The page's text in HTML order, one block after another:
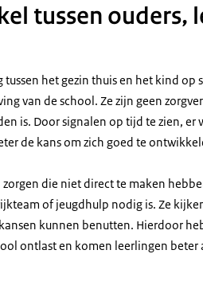
tussen ouders,
het gezin thuis en het kind op
van de school. Ze zijn geen
is. Door signalen op tijd te zien, er
de kans om zich goed te
die niet direct te maken
of jeugdhulp nodig is. Ze
kunnen benutten. Hierdoor
ontlast en komen leerlingen beter